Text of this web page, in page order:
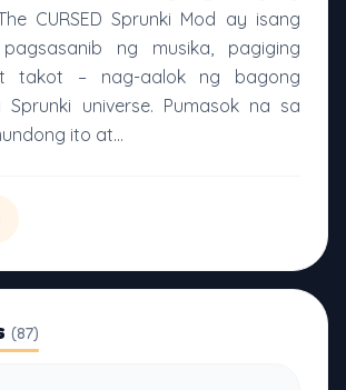
CURSED Sprunki Mod ay isang
ng musika, pagiging
takot – nag-aalok ng bagong
universe. Pumasok na sa
ito at...
(87)